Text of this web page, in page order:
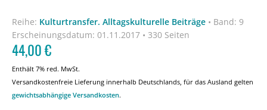
Reihe: Kulturtransfer. Alltagskulturelle Beiträge • Band: 9
Erscheinungsdatum: 01.11.2017 • 330 Seiten
44,00€
Enthält 7% red. MwSt.
Versandkostenfreie Lieferung innerhalb Deutschlands, für das Ausland gelten
gewichtsabhängige Versandkosten.